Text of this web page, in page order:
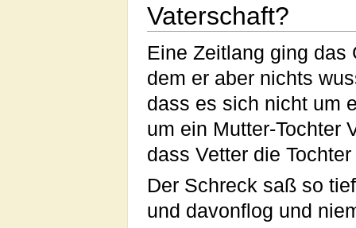
Vaterschaft?
Eine Zeitlang ging das
dem er aber nichts
dass es sich nicht um
um ein Mutter-Tochter
dass Vetter die Tochter
Der Schreck saß so
und davonflog und